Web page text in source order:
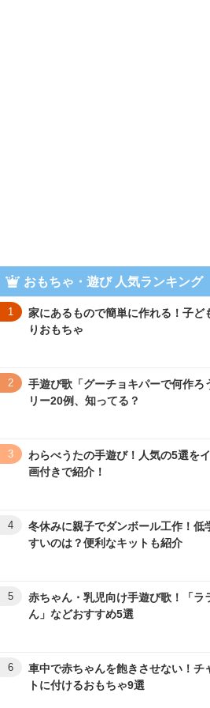
おもちゃ・遊び 人気ランキング
1
家にあるもので簡単に作れる！子ど
りおもちゃ
2
手遊び歌「グーチョキパーで何作ろ
リー20例、知ってる？
3
わらべうたの手遊び！人気の5選を
画付きで紹介！
4
冬休みに親子でダンボール工作！低
すいのは？便利なキットも紹介
5
赤ちゃん・乳児向け手遊び歌！「ラ
ん」などおすすめ5選
6
車中で赤ちゃんを飽きさせない！チ
トに付けるおもちゃ9選